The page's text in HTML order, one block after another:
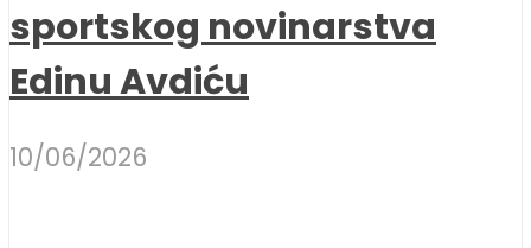
sportskog novinarstva
Edinu Avdiću
10/06/2026